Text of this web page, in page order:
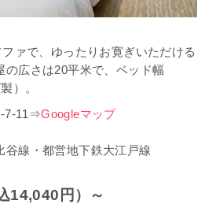
ァで、ゆったりお寛ぎいただける
の広さは20平米で、ベッド幅
）。
7-11⇒Googleマップ
谷線・都営地下鉄大江戸線
14,040円）～